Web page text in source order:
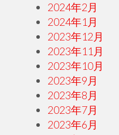
2024年2月
2024年1月
2023年12月
2023年11月
2023年10月
2023年9月
2023年8月
2023年7月
2023年6月